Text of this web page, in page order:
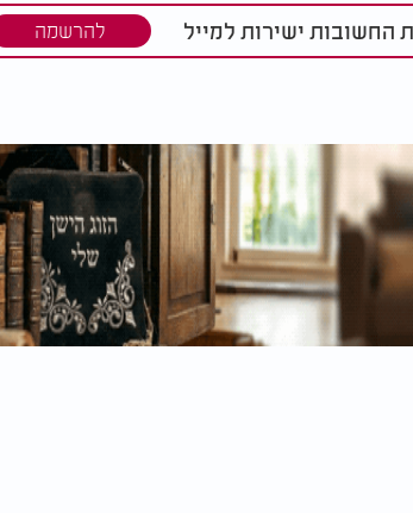
או תרגילי הרפיה לפני הכניסה למיטה
אלפי חולי אפילפסיה -
עשרות בודדות של
החשובות ישירות למייל להרשמה